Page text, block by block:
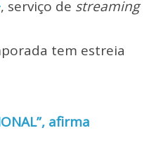
, serviço de streaming
tem estreia
afirma